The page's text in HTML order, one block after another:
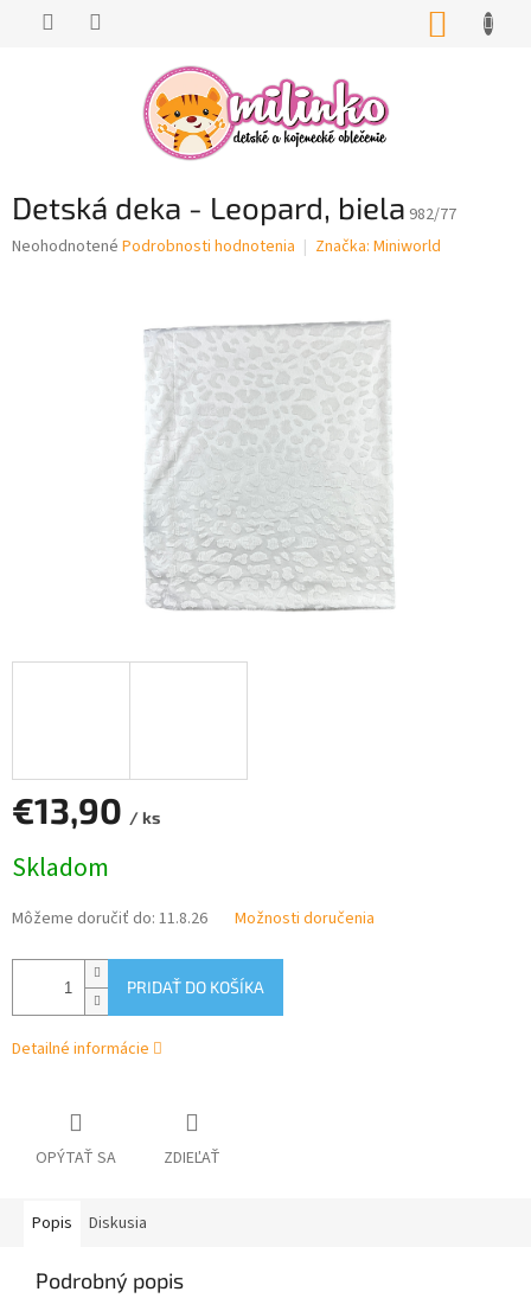
Detská deka - Leopard, biela 982/77
Priemerné
Neohodnotené Podrobnosti hodnotenia Značka: Miniworld
€13,90 / ks
cena:
Skladom
Môžeme doručiť do: 11.8.26 Možnosti doručenia
PRIDAŤ DO KOŠÍKA
Detailné informácie
OPÝTAŤ SA ZDIEĽAŤ
Popis Diskusia
Podrobný popis